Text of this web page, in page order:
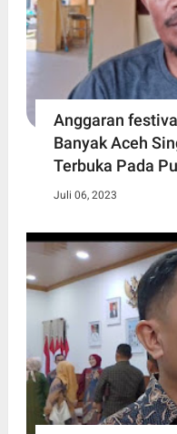
Anggaran
Banyak Aceh
Terbuka Pada
Juli 06, 2023